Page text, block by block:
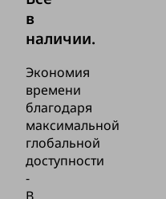
в
наличии.
Экономия
времени
благодаря
максимальной
глобальной
доступности
-
В